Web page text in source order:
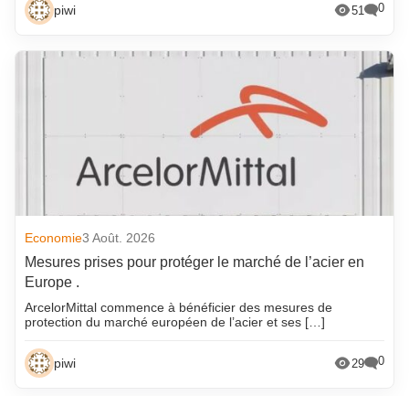
piwi 51 0
Economie3 Août. 2026
Mesures prises pour protéger le marché de l’acier en
Europe .
ArcelorMittal commence à bénéficier des mesures de
protection du marché européen de l’acier et ses […]
piwi 29 0